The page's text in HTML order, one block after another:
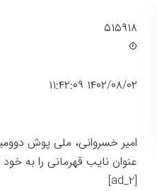
۵۱۵۹۱۸
۱۴۰۲/۰۸/۰۲ ۱۱:۴۲:۰۹
امیر خسروانی، ملی پوش
عنوان نایب قهرمانی را به
[ad_2]